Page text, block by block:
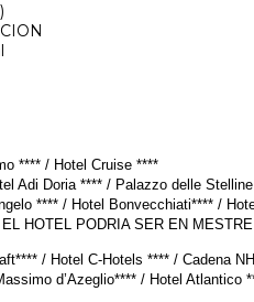
**** / Hotel Cruise ****
Adi Doria **** / Palazzo
**** / Hotel Bonvecchiati**** /
HOTEL PODRIA SER EN MESTRE
/ Hotel C-Hotels **** / Cadena
d’Azeglio**** / Hotel Atlantico